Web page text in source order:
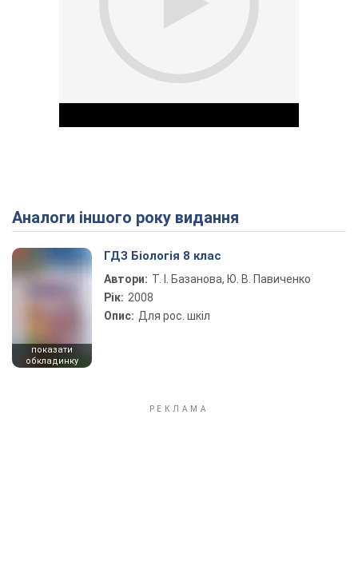
Play Video
Аналоги іншого року видання
показати
обкладинку
ГДЗ Біологія 8 клас
Автори: Т. І. Базанова, Ю. В. Павиченко
Рік: 2008
Опис: Для рос. шкіл